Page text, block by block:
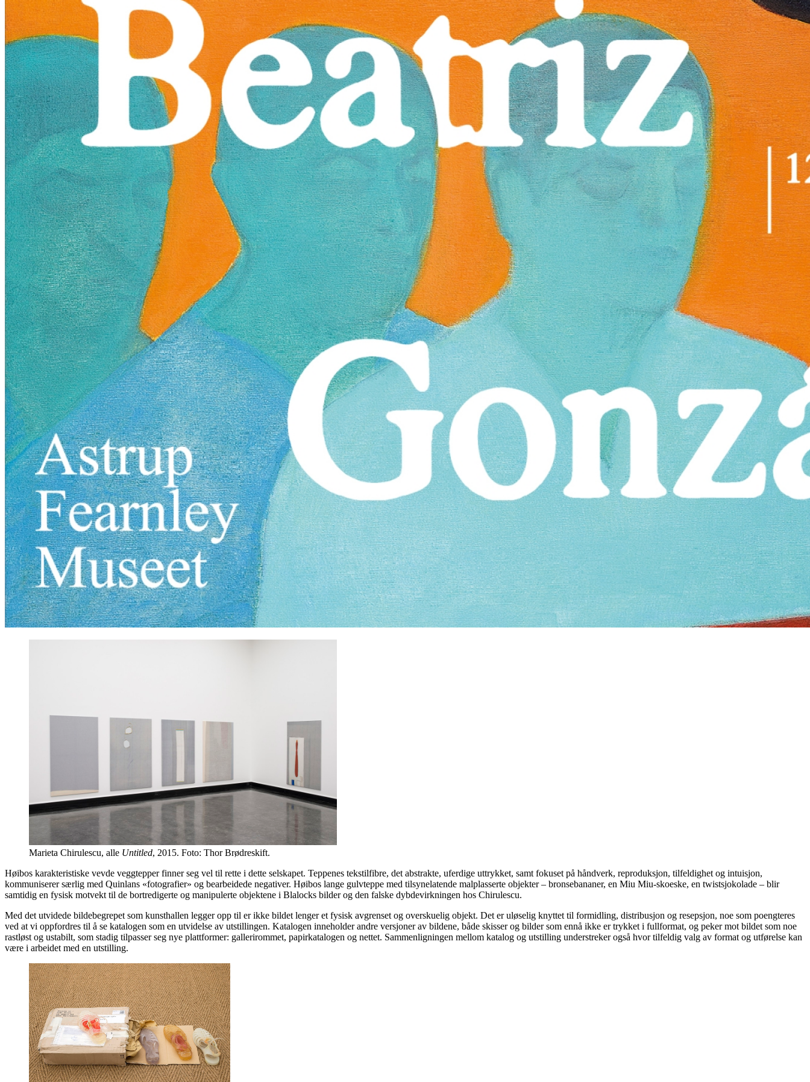
Marieta Chirulescu, alle Untitled, 2015. Foto: Thor Brødreskift.
Høibos karakteristiske vevde veggtepper finner seg vel til rette i dette selskapet. Teppenes tekstilfibre, det abstrakte, uferdige uttrykket, samt fokuset på håndverk, reproduksjon, tilfeldighet og intuisjon,
kommuniserer særlig med Quinlans «fotografier» og bearbeidede negativer. Høibos lange gulvteppe med tilsynelatende malplasserte objekter – bronsebananer, en Miu Miu-skoeske, en twistsjokolade – blir
samtidig en fysisk motvekt til de bortredigerte og manipulerte objektene i Blalocks bilder og den falske dybdevirkningen hos Chirulescu.
Med det utvidede bildebegrepet som kunsthallen legger opp til er ikke bildet lenger et fysisk avgrenset og overskuelig objekt. Det er uløselig knyttet til formidling, distribusjon og resepsjon, noe som poengteres
ved at vi oppfordres til å se katalogen som en utvidelse av utstillingen. Katalogen inneholder andre versjoner av bildene, både skisser og bilder som ennå ikke er trykket i fullformat, og peker mot bildet som noe
rastløst og ustabilt, som stadig tilpasser seg nye plattformer: gallerirommet, papirkatalogen og nettet. Sammenligningen mellom katalog og utstilling understreker også hvor tilfeldig valg av format og utførelse kan
være i arbeidet med en utstilling.